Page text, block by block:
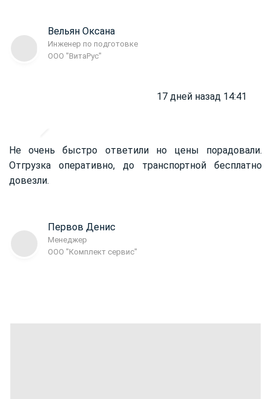
Вельян Оксана
Инженер по подготовке
ООО "ВитаРус"
17 дней назад 14:41
Не очень быстро ответили но цены порадовали.
Отгрузка оперативно, до транспортной бесплатно
довезли.
Первов Денис
Менеджер
ООО "Комплект сервис"